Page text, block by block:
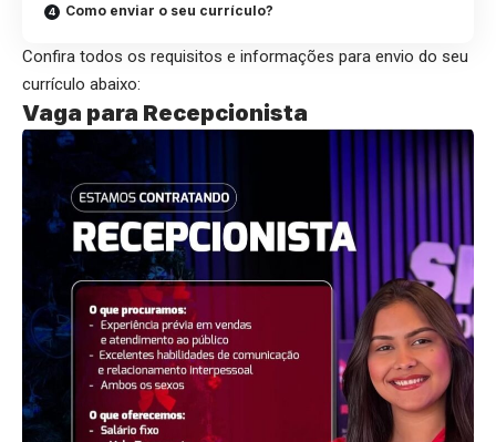
Como enviar o seu currículo?
Confira todos os requisitos e informações para envio do seu
currículo abaixo:
Vaga para Recepcionista